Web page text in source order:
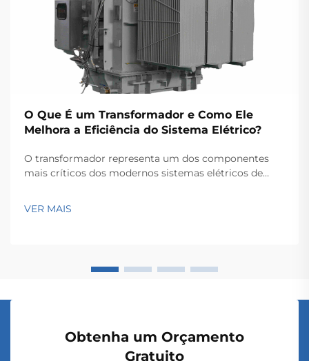
O Que É um Transformador e Como Ele
Melhora a Eficiência do Sistema Elétrico?
O transformador representa um dos componentes
mais críticos dos modernos sistemas elétricos de
longo de extensas redes. Esses dispositivos
VER MAIS
Obtenha um Orçamento
Gratuito